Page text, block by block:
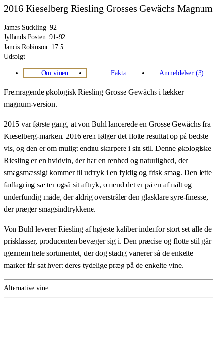
2016 Kieselberg Riesling Grosses Gewächs Magnum
James Suckling 92
Jyllands Posten 91-92
Jancis Robinson 17.5
Udsolgt
Om vinen Fakta Anmeldelser (3)
Fremragende økologisk Riesling Grosse Gewächs i lækker
magnum-version.
2015 var første gang, at von Buhl lancerede en Grosse Gewächs fra
Kieselberg-marken. 2016'eren følger det flotte resultat op på bedste
vis, og den er om muligt endnu skarpere i sin stil. Denne økologiske
Riesling er en hvidvin, der har en renhed og naturlighed, der
smagsmæssigt kommer til udtryk i en fyldig og frisk smag. Den lette
fadlagring sætter også sit aftryk, omend det er på en afmålt og
underfundig måde, der aldrig overstråler den glasklare syre-finesse,
der præger smagsindtrykkene.
Von Buhl leverer Riesling af højeste kaliber indenfor stort set alle de
prisklasser, producenten bevæger sig i. Den præcise og flotte stil går
igennem hele sortimentet, der dog stadig varierer så de enkelte
marker får sat hvert deres tydelige præg på de enkelte vine.
Alternative vine